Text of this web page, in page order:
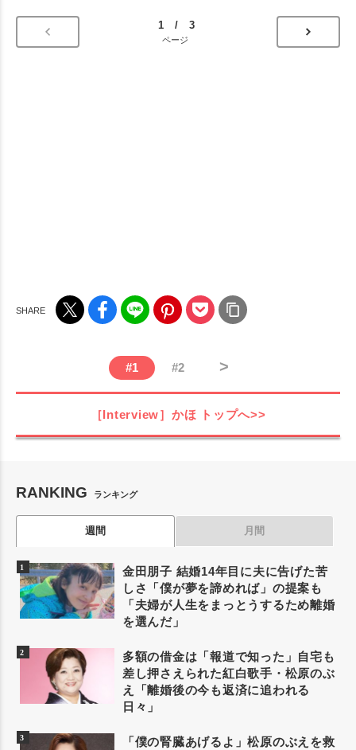
1 / 3
ページ
#1 #2 >
［Interview］かほ トップへ>>
RANKING ランキング
週間 月間
金田朋子 結婚14年目に夫に告げた苦
しさ「僕が夢を諦めれば」の提案も
「夫婦が人生をまっとうするため離婚
を選んだ」
多額の借金は「報道で知った」自宅も
差し押さえられた紅白歌手・松原のぶ
え「離婚後の今も返済に追われる
日々」
「僕の腎臓あげるよ」松原のぶえを救